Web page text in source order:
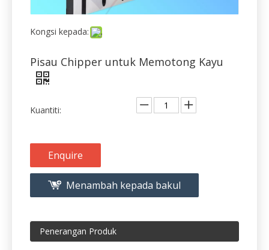
Kongsi kepada:
Pisau Chipper untuk Memotong Kayu
Kuantiti:
Enquire
Menambah kepada bakul
Penerangan Produk